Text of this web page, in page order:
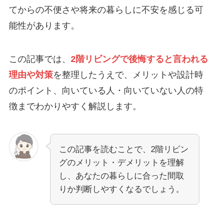
てからの不便さや将来の暮らしに不安を感じる可
能性があります。
この記事では、 2階リビングで後悔すると言われる
理由や対策を整理したうえで、メリットや設計時
のポイント、向いている人・向いていない人の特
徴までわかりやすく解説します。
この記事を読むことで、2階リビン
グのメリット・デメリットを理解
し、あなたの暮らしに合った間取
りか判断しやすくなるでしょう。